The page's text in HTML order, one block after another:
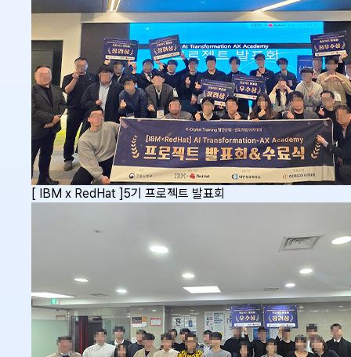
[ IBM x RedHat ]5기 프로젝트 발표회